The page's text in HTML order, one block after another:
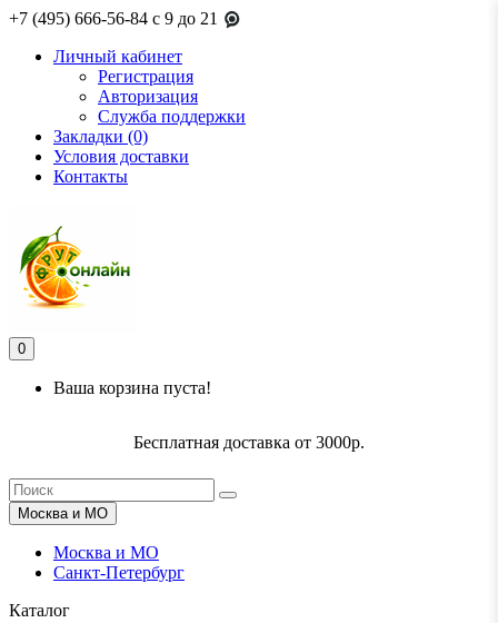
+7 (495) 666-56-84 c 9 до 21
Личный кабинет
Регистрация
Авторизация
Служба поддержки
Закладки (0)
Условия доставки
Контакты
0
Ваша корзина пуста!
Бесплатная доставка от 3000р.
Москва и МО
Москва и МО
Санкт-Петербург
Каталог